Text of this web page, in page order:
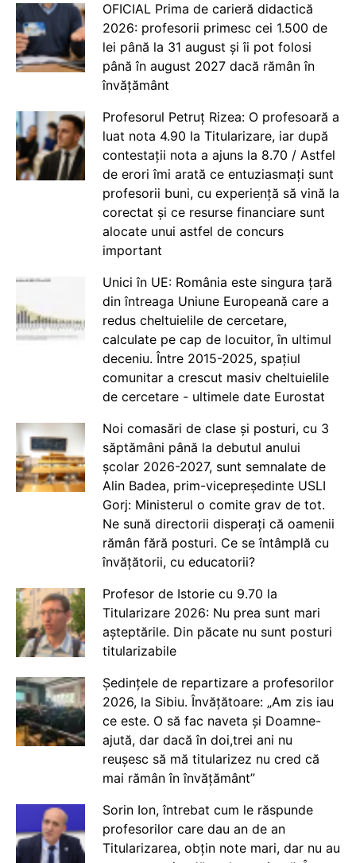
OFICIAL Prima de carieră didactică
2026: profesorii primesc cei 1.500 de
lei până la 31 august și îi pot folosi
până în august 2027 dacă rămân în
învățământ
Profesorul Petruț Rizea: O profesoară a
luat nota 4.90 la Titularizare, iar după
contestații nota a ajuns la 8.70 / Astfel
de erori îmi arată ce entuziasmați sunt
profesorii buni, cu experiență să vină la
corectat și ce resurse financiare sunt
alocate unui astfel de concurs
important
Unici în UE: România este singura țară
din întreaga Uniune Europeană care a
redus cheltuielile de cercetare,
calculate pe cap de locuitor, în ultimul
deceniu. Între 2015-2025, spațiul
comunitar a crescut masiv cheltuielile
de cercetare - ultimele date Eurostat
Noi comasări de clase și posturi, cu 3
săptămâni până la debutul anului
școlar 2026-2027, sunt semnalate de
Alin Badea, prim-vicepreședinte USLI
Gorj: Ministerul o comite grav de tot.
Ne sună directorii disperați că oamenii
rămân fără posturi. Ce se întâmplă cu
învățătorii, cu educatorii?
Profesor de Istorie cu 9.70 la
Titularizare 2026: Nu prea sunt mari
așteptările. Din păcate nu sunt posturi
titularizabile
Ședințele de repartizare a profesorilor
2026, la Sibiu. Învățătoare: „Am zis iau
ce este. O să fac naveta și Doamne-
ajută, dar dacă în doi,trei ani nu
reușesc să mă titularizez nu cred că
mai rămân în învățământ”
Sorin Ion, întrebat cum le răspunde
profesorilor care dau an de an
Titularizarea, obțin note mari, dar nu au